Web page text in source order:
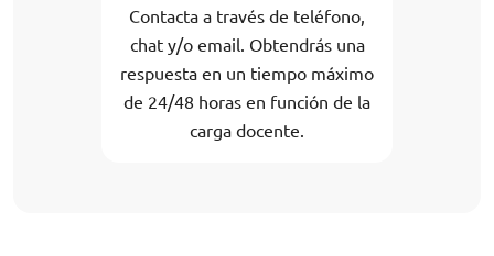
Contacta a través de teléfono,
chat y/o email. Obtendrás una
respuesta en un tiempo máximo
de 24/48 horas en función de la
carga docente.